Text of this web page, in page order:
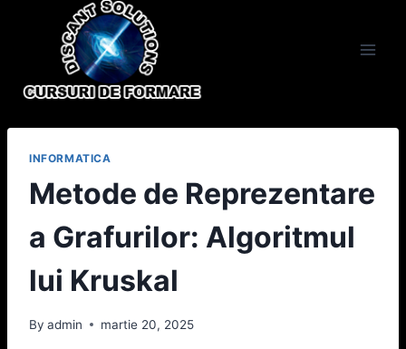
INFORMATICA
Metode de Reprezentare
a Grafurilor: Algoritmul
lui Kruskal
By admin martie 20, 2025